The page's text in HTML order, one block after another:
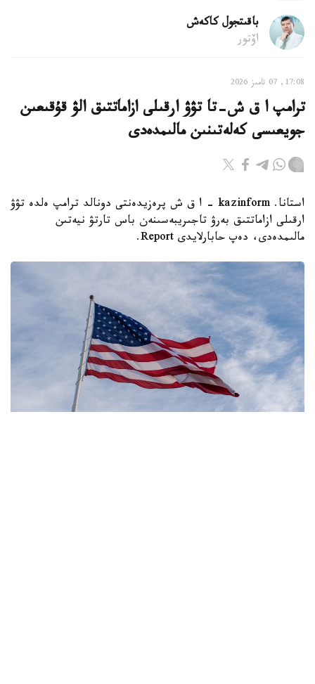
باقىتجول كاكەش
اۆتور
17:08, 07 تامىز 2026
ترامپ ا ق ش-تا تۋۋ ارقىلى ازاماتتىق الۋ قۇقىعىن
جويعىسى كەلەتىنىن مالىمدەدى
استانا. kazinform - ا ق ش پرەزيدەنتى دونالد ترامپ ەلدە تۋۋ
ارقىلى ازاماتتىق بەرۋ تاجىريبەسىنەن باس تارتۋ نيەتىن
مالىمدەدى، دەپ حابارلايدى Report.